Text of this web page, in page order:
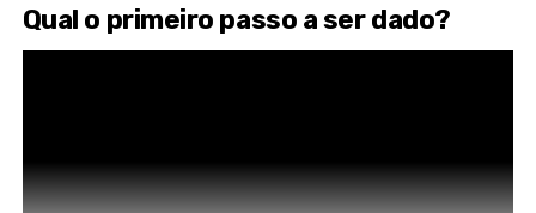
Qual o primeiro passo a ser dado?